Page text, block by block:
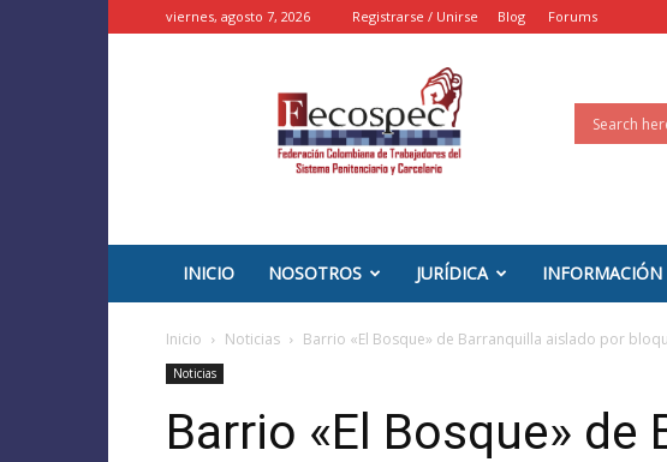
viernes, agosto 7, 2026 Registrarse / Unirse Blog Forums
FECOSPEC
INICIO NOSOTROS JURÍDICA INFORMACIÓN
Inicio Noticias Barrio «El Bosque» de Barranquilla aislado por
Noticias
Barrio «El Bosque» de